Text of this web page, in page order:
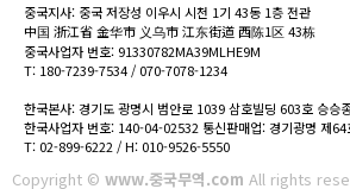
중국지사: 중국 저장성 이우시 시천 1기 43동 1층 전관
中国 浙江省 金华市 义乌市 江东街道 西陈1区 43栋
중국사업자 번호: 91330782MA39MLHE9M
T: 180-7239-7534 / 070-7078-1234
한국본사: 경기도 광명시 범안로 1039 삼호빌딩 603호 승승
한국사업자 번호: 140-04-02532 통신판매업: 경기광명 제64
T: 02-899-6222 / H: 010-9526-5550
Copyright © www.중국무역.com All rights